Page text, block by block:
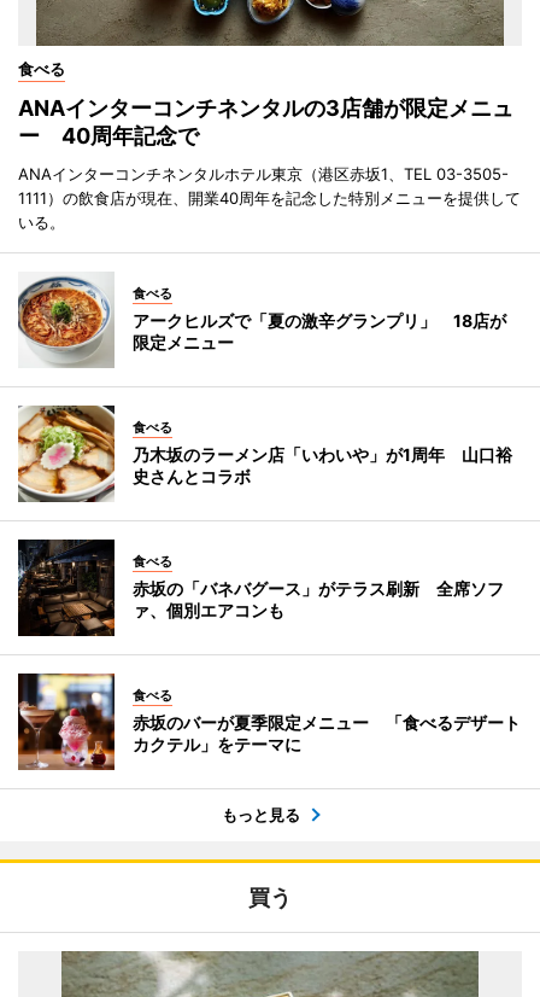
食べる
ANAインターコンチネンタルの3店舗が限定メニュ
ー 40周年記念で
ANAインターコンチネンタルホテル東京（港区赤坂1、TEL 03-3505-
1111）の飲食店が現在、開業40周年を記念した特別メニューを提供して
いる。
食べる
アークヒルズで「夏の激辛グランプリ」 18店が
限定メニュー
食べる
乃木坂のラーメン店「いわいや」が1周年 山口裕
史さんとコラボ
食べる
赤坂の「バネバグース」がテラス刷新 全席ソフ
ァ、個別エアコンも
食べる
赤坂のバーが夏季限定メニュー 「食べるデザート
カクテル」をテーマに
もっと見る
買う